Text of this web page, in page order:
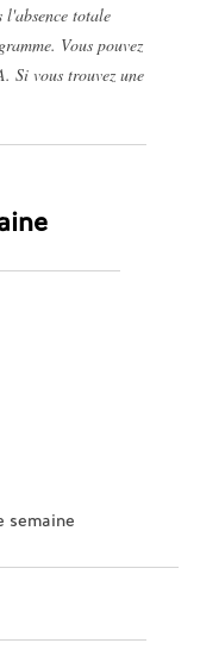
l'absence totale
Vous pouvez
Si vous trouvez une
semaine